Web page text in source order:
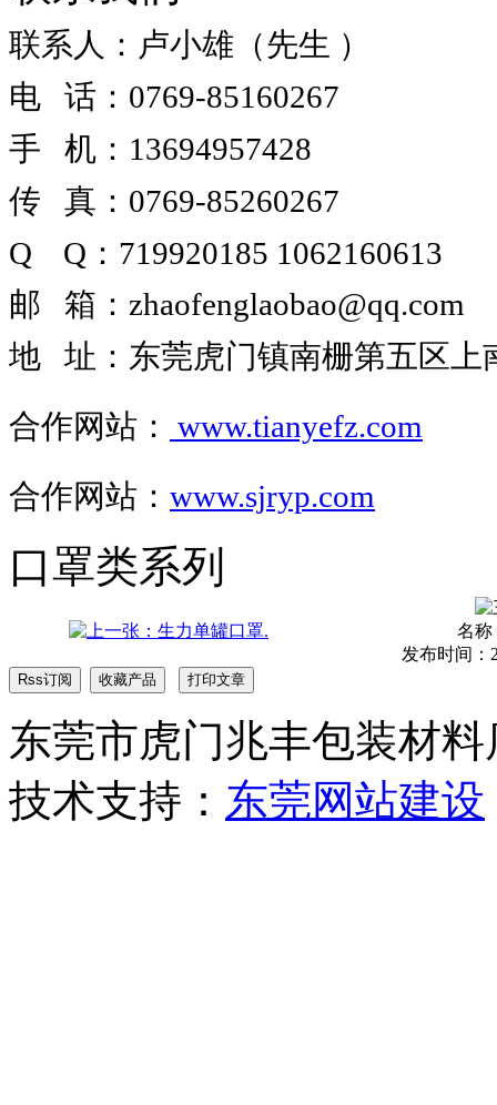
联系人：卢小雄（先生 ）
电 话：0769-85160267
手 机：13694957428
传 真：0769-85260267
Q Q ： 719920185 1062160613
邮 箱 ： zhaofenglaobao@qq.com
地 址 ： 东莞虎门镇南栅第五区上
合作网站 ： www.tianyefz.com
合作网站： www.sjryp.com
口罩类系列
名称
发布时间：
东莞市虎门兆丰包装材
技术支持： 东莞网站建设